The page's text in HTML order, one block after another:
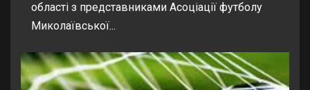
області з представниками Асоціації футболу
Миколаївської...